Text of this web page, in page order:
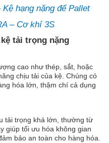
hạng nặng để Pallet
– Cơ khí 3S
tải trọng nặng
cao như thép, sắt, hoặc
chịu tải của kệ. Chúng có
hóa lớn, thậm chí cả dụng
tải trọng khá lớn, thường từ
giúp tối ưu hóa không gian
bảo an toàn cho hàng hóa.